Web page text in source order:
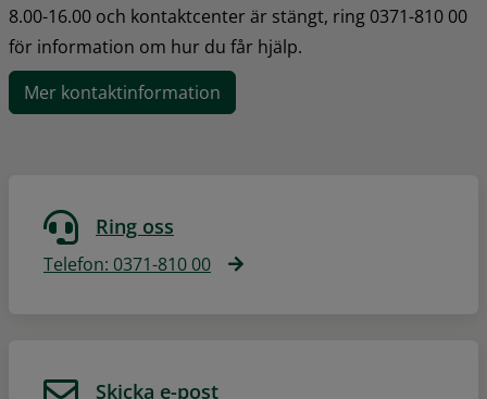
8.00-16.00 och kontaktcenter är stängt, ring 0371-810 00
för information om hur du får hjälp.
Mer kontaktinformation
Ring oss
Telefon: 0371-810 00
Skicka e-post